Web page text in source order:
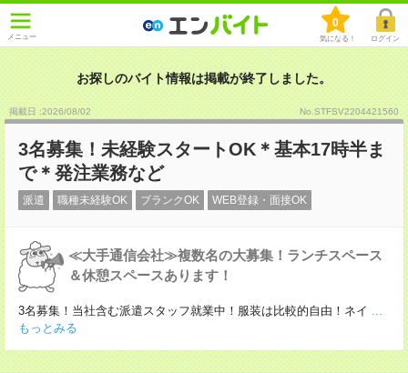
メニュー
0
気になる！ ログイン
お探しのバイト情報は掲載が終了しました。
掲載日 :2026/08/02 No.STFSV2204421560
3名募集！未経験スタートOK＊基本17時半ま
で＊発注業務など
派遣 職種未経験OK ブランクOK WEB登録・面接OK
≪大手通信会社≫複数名の大募集！ランチスペース
＆休憩スペースあります！
3名募集！当社含む派遣スタッフ就業中！服装は比較的自由！ネイ ...
もっとみる